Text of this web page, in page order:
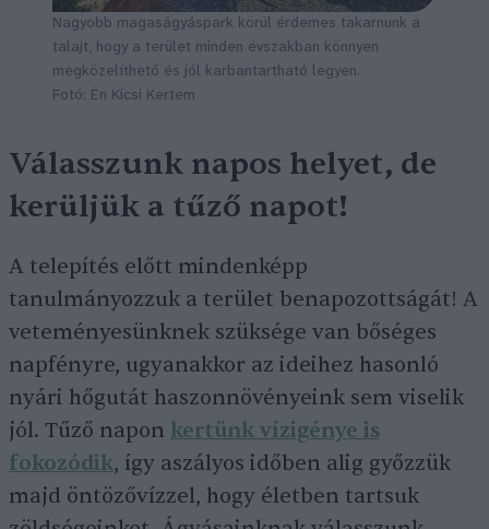
Nagyobb magaságyáspark körül érdemes takarnunk a
talajt, hogy a terület minden évszakban könnyen
megközelíthető és jól karbantartható legyen.
Fotó: Én Kicsi Kertem
Válasszunk napos helyet, de
kerüljük a tűző napot!
A telepítés előtt mindenképp
tanulmányozzuk a terület benapozottságát! A
veteményesünknek szüksége van bőséges
napfényre, ugyanakkor az ideihez hasonló
nyári hőgutát haszonnövényeink sem viselik
jól. Tűző napon kertünk vízigénye is
fokozódik, így aszályos időben alig győzzük
majd öntözővízzel, hogy életben tartsuk